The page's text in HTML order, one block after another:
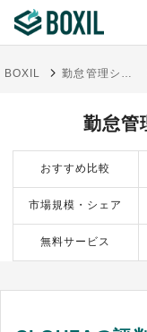
診断から探す(β版)
記事から探す
BOXILの使い方ガ
BOXIL 勤怠管理システムおすすめ17選 - 一覧比較表で費用・機能 | 選び方【シェアランキング】
勤怠管
おすすめ比較
市場規模・シェア
無料サービス